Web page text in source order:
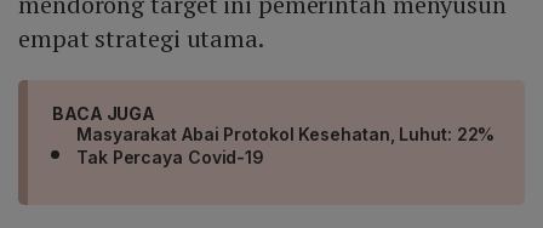
empat strategi utama.
BACA JUGA
Masyarakat Abai Protokol Kesehatan, Luhut: 22%
Tak Percaya Covid-19